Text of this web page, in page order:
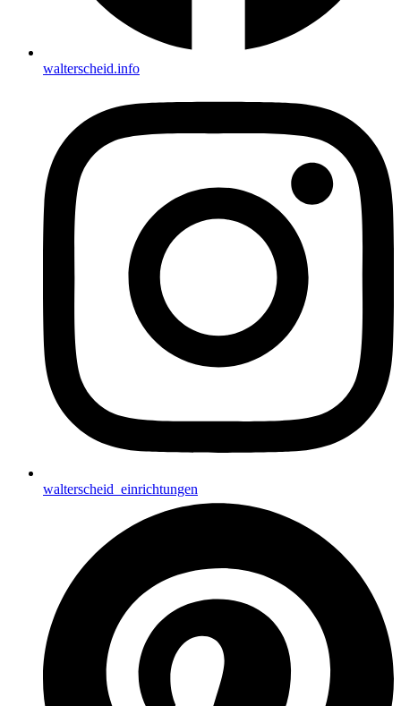
walterscheid.info
walterscheid_einrichtungen